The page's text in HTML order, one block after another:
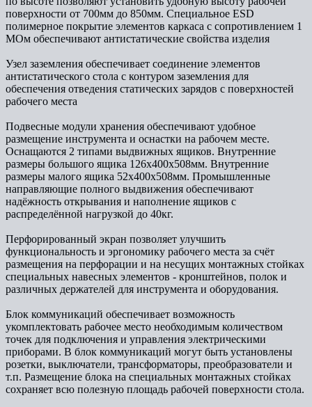
поверхности от 700мм до 850мм. Специальное ESD
полимерное покрытие элементов каркаса с сопротивлением 1
МОм обеспечивают антистатические свойства изделия
Узел заземления обеспечивает соединение элементов
антистатического стола с контуром заземления для
обеспечения отведения статических зарядов с поверхностей
рабочего места
Подвесные модули хранения обеспечивают удобное
размещение инструмента и оснастки на рабочем месте.
Оснащаются 2 типами выдвижных ящиков. Внутренние
размеры большого ящика 126х400х508мм. Внутренние
размеры малого ящика 52х400х508мм. Промышленные
направляющие полного выдвижения обеспечивают
надёжность открывания и наполнение ящиков с
распределённой нагрузкой до 40кг.
Перфорированный экран позволяет улучшить
функциональность и эргономику рабочего места за счёт
размещения на перфорации и на несущих монтажных стойках
специальных навесных элементов - кронштейнов, полок и
различных держателей для инструмента и оборудования.
Блок коммуникаций обеспечивает возможность
укомплектовать рабочее место необходимым количеством
точек для подключения и управления электрическими
приборами. В блок коммуникаций могут быть установлены
розетки, выключатели, трансформаторы, преобразователи и
т.п. Размещение блока на специальных монтажных стойках
сохраняет всю полезную площадь рабочей поверхности стола.